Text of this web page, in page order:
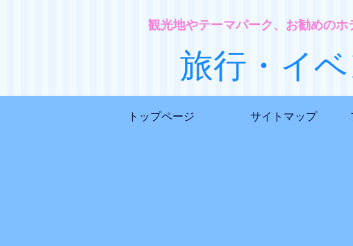
観光地やテーマパーク、お勧めのホ
旅行・イ
トップページ サイトマップ